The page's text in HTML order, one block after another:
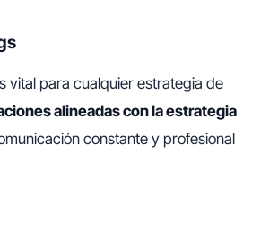
vital para cualquier estrategia de
alineadas con la estrategia
constante y profesional